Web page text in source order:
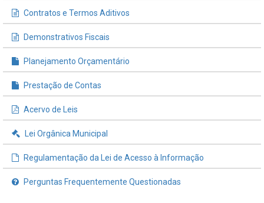
Contratos e Termos Aditivos
Demonstrativos Fiscais
Planejamento Orçamentário
Prestação de Contas
Acervo de Leis
Lei Orgânica Municipal
Regulamentação da Lei de Acesso à Informação
Perguntas Frequentemente Questionadas